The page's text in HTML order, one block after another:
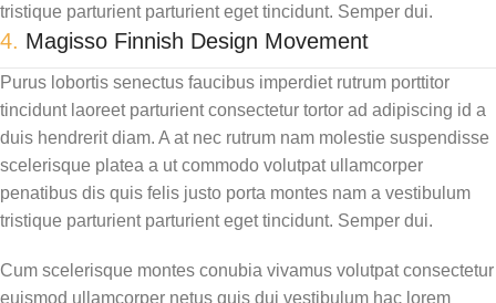
tristique parturient parturient eget tincidunt. Semper dui.
4. Magisso Finnish Design Movement
Purus lobortis senectus faucibus imperdiet rutrum porttitor
tincidunt laoreet parturient consectetur tortor ad adipiscing id a
duis hendrerit diam. A at nec rutrum nam molestie suspendisse
scelerisque platea a ut commodo volutpat ullamcorper
penatibus dis quis felis justo porta montes nam a vestibulum
tristique parturient parturient eget tincidunt. Semper dui.
Cum scelerisque montes conubia vivamus volutpat consectetur
euismod ullamcorper netus quis dui vestibulum hac lorem